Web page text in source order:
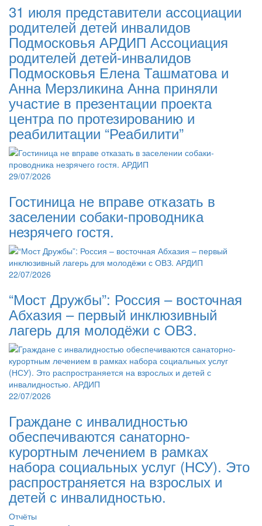
31 июля представители ассоциации
родителей детей инвалидов
Подмосковья АРДИП Ассоциация
родителей детей-инвалидов
Подмосковья Елена Ташматова и
Анна Мерзликина Анна приняли
участие в презентации проекта
центра по протезированию и
реабилитации “Реабилити”
29/07/2026
Гостиница не вправе отказать в
заселении собаки-проводника
незрячего гостя.
22/07/2026
“Мост Дружбы”: Россия – восточная
Абхазия – первый инклюзивный
лагерь для молодёжи с ОВЗ.
22/07/2026
Граждане с инвалидностью
обеспечиваются санаторно-
курортным лечением в рамках
набора социальных услуг (НСУ). Это
распространяется на взрослых и
детей с инвалидностью.
Отчёты